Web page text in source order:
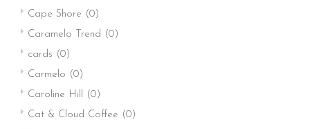
Cape Shore (0)
Caramelo Trend (0)
cards (0)
Carmelo (0)
Caroline Hill (0)
Cat & Cloud Coffee (0)